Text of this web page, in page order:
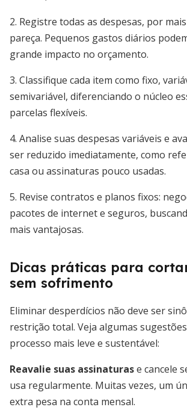
2. Registre todas as despesas, por
pareça. Pequenos gastos diários
grande impacto no orçamento.
3. Classifique cada item como fixo,
semivariável, diferenciando o núcleo
parcelas flexíveis.
4. Analise suas despesas variáveis e
ser reduzido imediatamente, como
casa ou assinaturas pouco usadas.
5. Revise contratos e planos fixos:
pacotes de internet e seguros,
mais vantajosas.
Dicas práticas para
sem sofrimento
Eliminar desperdícios não deve ser
restrição total. Veja algumas
processo mais leve e sustentável:
Reavalie suas assinaturase cancele
usa regularmente. Muitas vezes, um
extra pesa na conta mensal.